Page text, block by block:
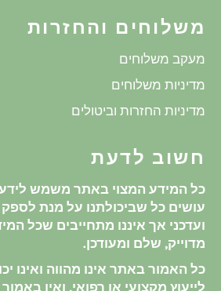
משלוחים והחזרות
מעקב משלוחים
מדיניות משלוחים
מדיניות החזרות וביטולים
חשוב לדעת
כל המידע המצוי באתר משמש לידע
עושים כל שביכולתנו על מנת לספק
ועדכני אך איננו מתחייבים שכל
מדוייק, שלם ומעודכן.
כל האמור באתר אינו מהווה ואינו
לייעוץ מקצועי או רפואי, ואין